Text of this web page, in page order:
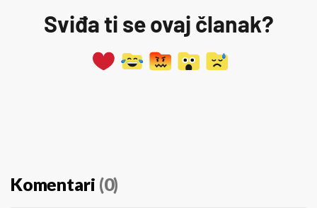
Sviđa ti se ovaj članak?
Komentari (0)